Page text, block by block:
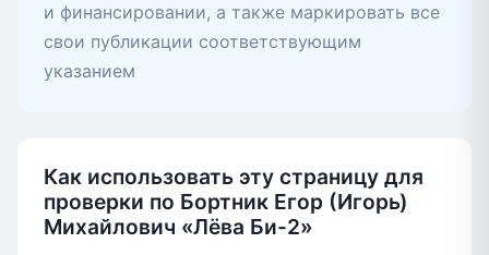
и финансировании, а также маркировать все
свои публикации соответствующим
указанием
Как использовать эту страницу для
проверки по Бортник Егор (Игорь)
Михайлович «Лёва Би-2»